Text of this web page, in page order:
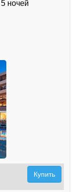
5 ночей
Купить